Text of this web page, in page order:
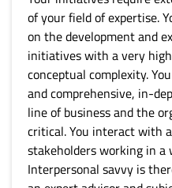
of your field of expertise.
on the development and
initiatives with a very
conceptual complexity.
and comprehensive, in-
line of business and the
critical. You interact with
stakeholders working in a
Interpersonal savvy is